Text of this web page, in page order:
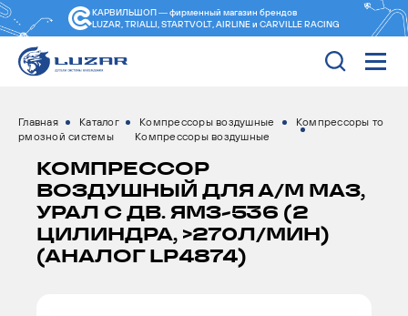
КАРВИЛЬШОП — фирменный магазин брендов
LUZAR, TRIALLI, STARTVOLT, AIRLINE и CARVILLE RACING
Главная Каталог Компрессоры воздушные
Компрессоры то
рмозной системы
Компрессоры воздушные
КОМПРЕССОР
ВОЗДУШНЫЙ ДЛЯ А/М МАЗ,
УРАЛ С ДВ. ЯМЗ-536 (2
ЦИЛИНДРА, >270Л/МИН)
(АНАЛОГ LP4874)